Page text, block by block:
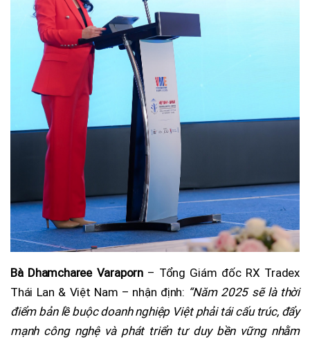
Bà Dhamcharee Varaporn – Tổng Giám đốc RX Tradex
Thái Lan & Việt Nam – nhận định: “Năm 2025 sẽ là thời
điểm bản lề buộc doanh nghiệp Việt phải tái cấu trúc, đẩy
mạnh công nghệ và phát triển tư duy bền vững nhằm